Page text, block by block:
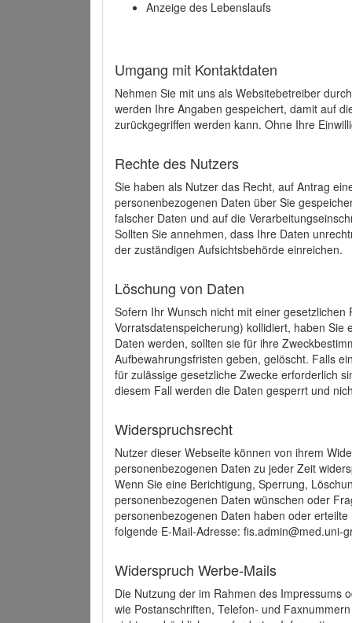
Anzeige des Lebenslaufs
Umgang mit Kontaktdaten
Nehmen Sie mit uns als Websitebetreiber
werden Ihre Angaben gespeichert, damit auf
zurückgegriffen werden kann. Ohne Ihre
Rechte des Nutzers
Sie haben als Nutzer das Recht, auf Antrag
personenbezogenen Daten über Sie
falscher Daten und auf die
Sollten Sie annehmen, dass Ihre Daten
der zuständigen Aufsichtsbehörde einreichen.
Löschung von Daten
Sofern Ihr Wunsch nicht mit einer
Vorratsdatenspeicherung) kollidiert, haben
Daten werden, sollten sie für ihre
Aufbewahrungsfristen geben, gelöscht. Falls
für zulässige gesetzliche Zwecke erforderlich
diesem Fall werden die Daten gesperrt und
Widerspruchsrecht
Nutzer dieser Webseite können von ihrem
personenbezogenen Daten zu jeder Zeit
Wenn Sie eine Berichtigung, Sperrung,
personenbezogenen Daten wünschen oder
personenbezogenen Daten haben oder
folgende E-Mail-Adresse: fis.admin@med.uni-
Widerspruch Werbe-Mails
Die Nutzung der im Rahmen des Impressums
wie Postanschriften, Telefon- und